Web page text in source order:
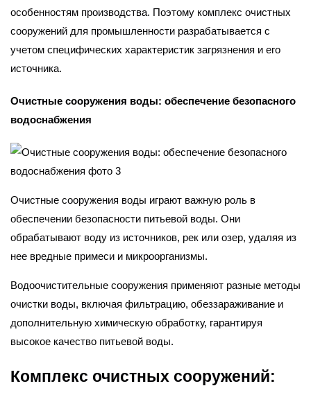
особенностям производства. Поэтому комплекс очистных
сооружений для промышленности разрабатывается с
учетом специфических характеристик загрязнения и его
источника.
Очистные сооружения воды: обеспечение безопасного
водоснабжения
Очистные сооружения воды играют важную роль в
обеспечении безопасности питьевой воды. Они
обрабатывают воду из источников, рек или озер, удаляя из
нее вредные примеси и микроорганизмы.
Водоочистительные сооружения применяют разные методы
очистки воды, включая фильтрацию, обеззараживание и
дополнительную химическую обработку, гарантируя
высокое качество питьевой воды.
Комплекс очистных сооружений: